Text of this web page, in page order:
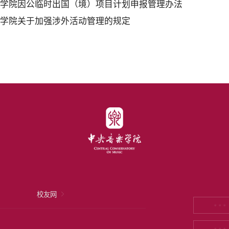
院因公临时出国（境）项目计划申报管理办法
院关于加强涉外活动管理的规定
校友网
* * *